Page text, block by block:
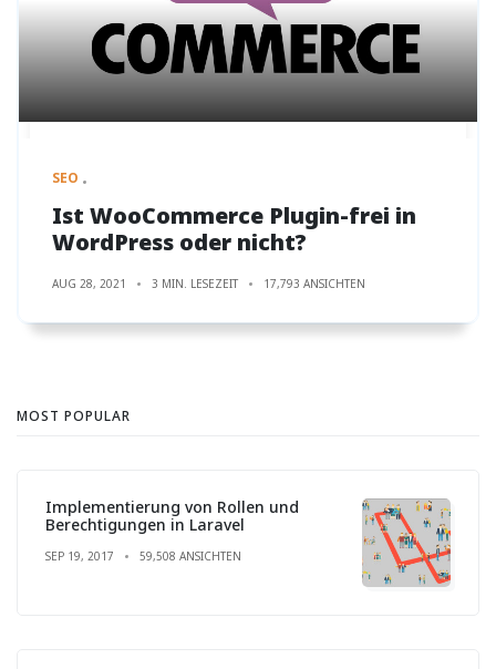
SEO
Ist WooCommerce Plugin-frei in
WordPress oder nicht?
AUG 28, 2021 3 MIN. LESEZEIT 17,793 ANSICHTEN
MOST POPULAR
Implementierung von Rollen und
Berechtigungen in Laravel
SEP 19, 2017 59,508 ANSICHTEN